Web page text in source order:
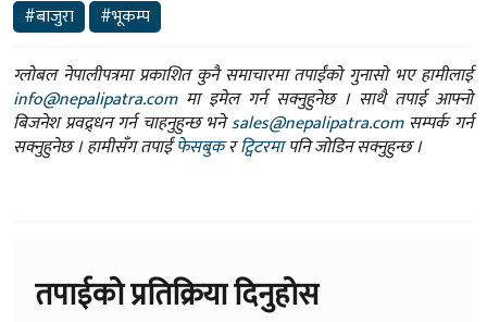
#बाजुरा
#भूकम्प
ग्लोबल नेपालीपत्रमा प्रकाशित कुनै समाचारमा तपाईंको गुनासो भए हामीलाई
info@nepalipatra.comमा इमेल गर्न सक्नुहुनेछ । साथै तपाई आफ्नो
बिजनेश प्रवद्र्धन गर्न चाहनुहुन्छ भनेsales@nepalipatra.comसम्पर्क गर्न
सक्नुहुनेछ । हामीसँग तपाईंफेसबुकरट्विटरमापनि जोडिन सक्नुहुन्छ ।
तपाईको प्रतिक्रिया दिनुहोस